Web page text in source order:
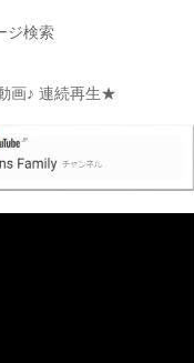
ジ検索
画♪ 連続再生★